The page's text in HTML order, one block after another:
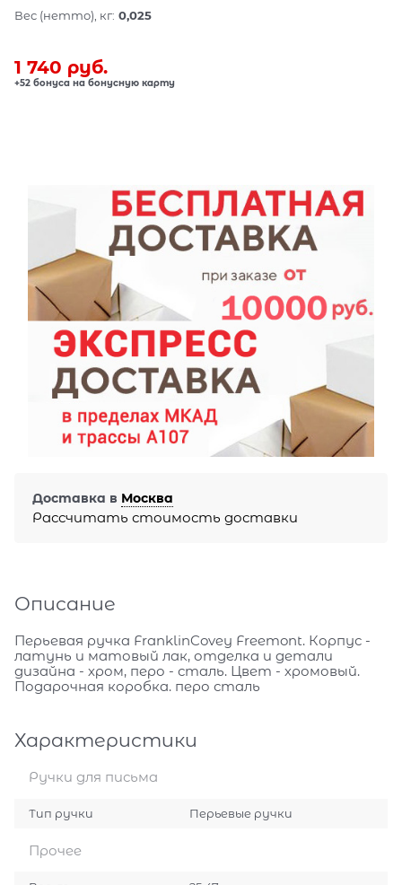
Вес (нетто), кг: 0,025
1 740 руб.
+52 бонуса на бонусную карту
Доставка в Москва
Рассчитать стоимость доставки
Описание
Перьевая ручка FranklinCovey Freemont. Корпус -
латунь и матовый лак, отделка и детали
дизайна - хром, перо - сталь. Цвет - хромовый.
Подарочная коробка. перо сталь
Характеристики
Ручки для письма
Тип ручки Перьевые ручки
Прочее